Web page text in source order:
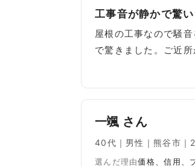
工事音が静かで驚
屋根の工事なので騒
で驚きました。ご近
一颯 さん
40代｜男性｜熊谷市
選んだ理由価格、信用、